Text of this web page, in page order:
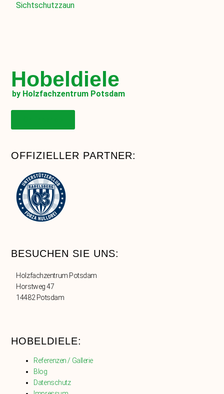
Sichtschutzzaun
Hobeldiele
by Holzfachzentrum Potsdam
OFFIZIELLER PARTNER:
BESUCHEN SIE UNS:
Holzfachzentrum Potsdam
Horstweg 47
14482 Potsdam
HOBELDIELE:
Referenzen / Gallerie
Blog
Datenschutz